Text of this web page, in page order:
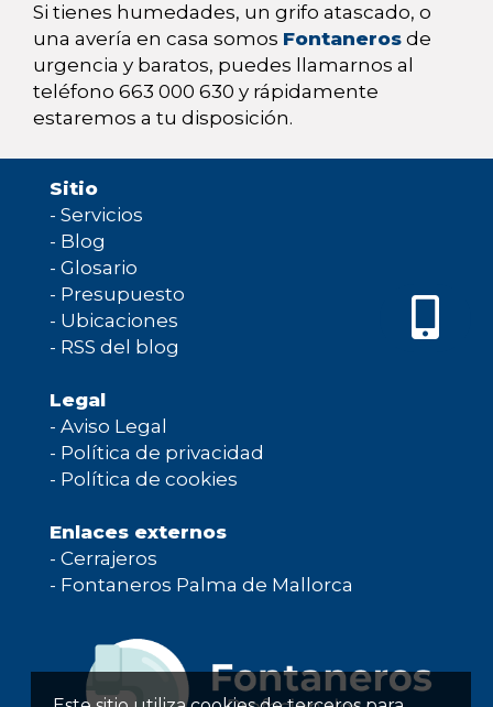
Si tienes humedades, un grifo atascado, o
una avería en casa somos Fontaneros de
urgencia y baratos, puedes llamarnos al
teléfono 663 000 630 y rápidamente
estaremos a tu disposición.
Sitio
- Servicios
- Blog
- Glosario
- Presupuesto
- Ubicaciones
- RSS del blog
Legal
- Aviso Legal
- Política de privacidad
- Política de cookies
Enlaces externos
- Cerrajeros
- Fontaneros Palma de Mallorca